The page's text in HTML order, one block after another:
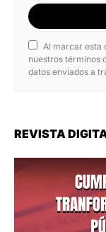
Al marcar esta
nuestros términos
datos enviados a
REVISTA